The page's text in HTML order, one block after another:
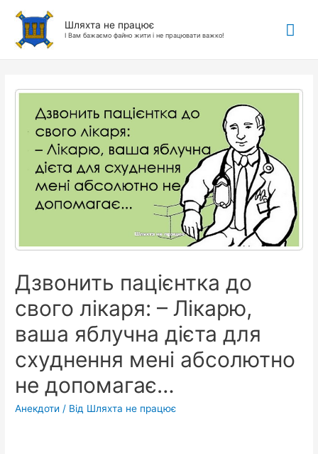
Шляхта не працює
І Вам бажаємо файно жити і не працювати важко!
Дзвонить пацієнтка до
свого лікаря: – Лікарю,
ваша яблучна дієта для
схуднення мені абсолютно
не допомагає…
Анекдоти / Від Шляхта не працює